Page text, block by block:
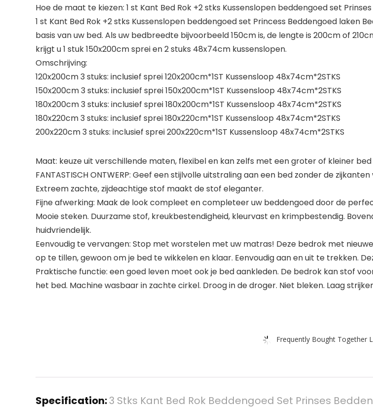
Hoe de maat te kiezen: 1 st Kant Bed Rok +2 stks Kussenslopen beddengoed set
1 st Kant Bed Rok +2 stks Kussenslopen beddengoed set Princess Beddengoed laken
basis van uw bed. Als uw bedbreedte bijvoorbeeld 150cm is, de lengte is 200cm of
krijgt u 1 stuk 150x200cm sprei en 2 stuks 48x74cm kussenslopen.
Omschrijving:
120x200cm 3 stuks: inclusief sprei 120x200cm*1ST Kussensloop 48x74cm*2STKS
150x200cm 3 stuks: inclusief sprei 150x200cm*1ST Kussensloop 48x74cm*2STKS
180x200cm 3 stuks: inclusief sprei 180x200cm*1ST Kussensloop 48x74cm*2STKS
180x220cm 3 stuks: inclusief sprei 180x220cm*1ST Kussensloop 48x74cm*2STKS
200x220cm 3 stuks: inclusief sprei 200x220cm*1ST Kussensloop 48x74cm*2STKS
Maat: keuze uit verschillende maten, flexibel en kan zelfs met een groter of kleiner
FANTASTISCH ONTWERP: Geef een stijlvolle uitstraling aan een bed zonder de
Extreem zachte, zijdeachtige stof maakt de stof eleganter.
Fijne afwerking: Maak de look compleet en completeer uw beddengoed door de
Mooie steken. Duurzame stof, kreukbestendigheid, kleurvast en krimpbestendig.
huidvriendelijk.
Eenvoudig te vervangen: Stop met worstelen met uw matras! Deze bedrok met
op te tillen, gewoon om je bed te wikkelen en klaar. Eenvoudig aan en uit te trekken.
Praktische functie: een goed leven moet ook je bed aankleden. De bedrok kan stof
het bed. Machine wasbaar in zachte cirkel. Droog in de droger. Niet bleken. Laag
Frequently Bought Together
Specification:3 Stks Kant Bed Rok Beddengoed Set Prinses